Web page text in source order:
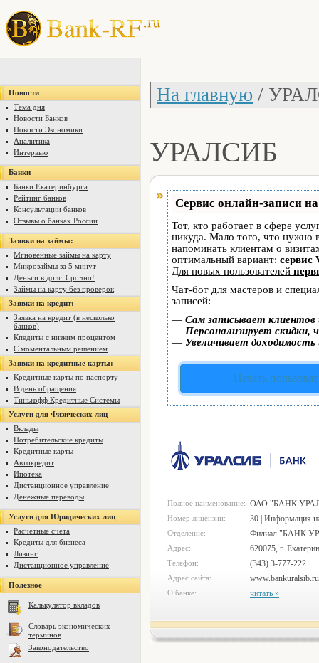
Новости
Тема дня
Новости Банков
Новости Экономики
Аналитика
Интервью
Банки
Банки Екатеринбурга
Рейтинг банков
Консультации банков
Отзывы о банках России
Заявки на займы:
Мгновенные займы на карту
Микрозаймы за 5 минут
Деньги в долг. Срочно!
Займы на карту без проверок
Заявки на кредит:
Заявка на кредит (в несколько
банков)
Кпедиты с низким процентом
С моментальным решением
Заявки на кредитные карты:
Кредитные карты по паспорту
В день обращения
Тинькофф Кредитные Системы
Услуги для Физических лиц
Вклады
Потребительские кредиты
Кредитные карты
Автокредит
Ипотека
Дистанционное управление
Денежные переводы
Услуги для Юридических лиц
Расчетные счета
Кредиты для бизнеса
Лизинг
Дистанционное управление
Полезное
Калькулятор вкладов
Словарь экономических
терминов
Законодательство
На главную /
УРАЛСИБ
Сервис онлайн-записи
Тот, кто работает в сфере
никуда. Мало того, что нужно
напоминать клиентам о
оптимальный вариант: сервис
Для новых пользователей
Чат-бот для мастеров и
записей:
— Сам записывает
— Персонализирует скидки,
— Увеличивает
Начать
Полное наименование: ОАО "БАНК
Номер лицензии: 30 | Информация
Отделение: Филиал "БАНК
Адрес: 620075, г.
Телефон: (343) 3-777-222
Адрес сайта: www.bankuralsib.ru
О банке: читать »